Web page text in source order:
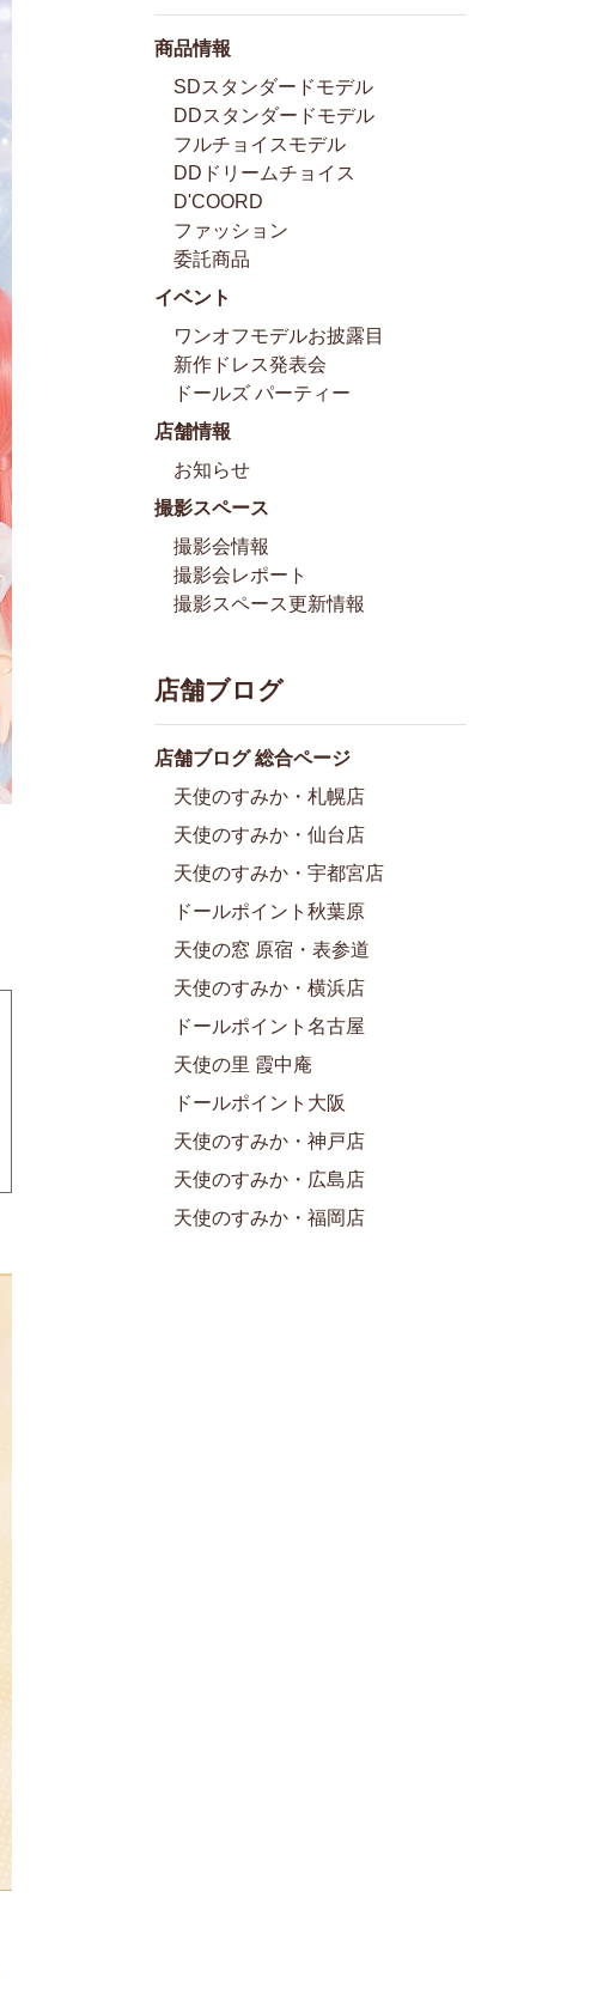
商品情報
SDスタンダードモデル
DDスタンダードモデル
フルチョイスモデル
DDドリームチョイス
D'COORD
ファッション
委託商品
イベント
ワンオフモデルお披露目
新作ドレス発表会
ドールズ パーティー
店舗情報
お知らせ
撮影スペース
撮影会情報
撮影会レポート
撮影スペース更新情報
店舗ブログ
店舗ブログ 総合ページ
天使のすみか・札幌店
天使のすみか・仙台店
天使のすみか・宇都宮店
ドールポイント秋葉原
天使の窓 原宿・表参道
天使のすみか・横浜店
ドールポイント名古屋
天使の里 霞中庵
ドールポイント大阪
天使のすみか・神戸店
天使のすみか・広島店
天使のすみか・福岡店